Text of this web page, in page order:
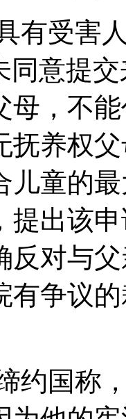
有受害
同意提
母，不
抚养权
儿童的
提出该
反对与
有争议
约国称